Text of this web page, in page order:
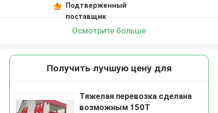
Подтверженный
поставщик
Осмотрите больше
Получить лучшую цену для
Тяжелая перевозка сделана
возможным 150Т